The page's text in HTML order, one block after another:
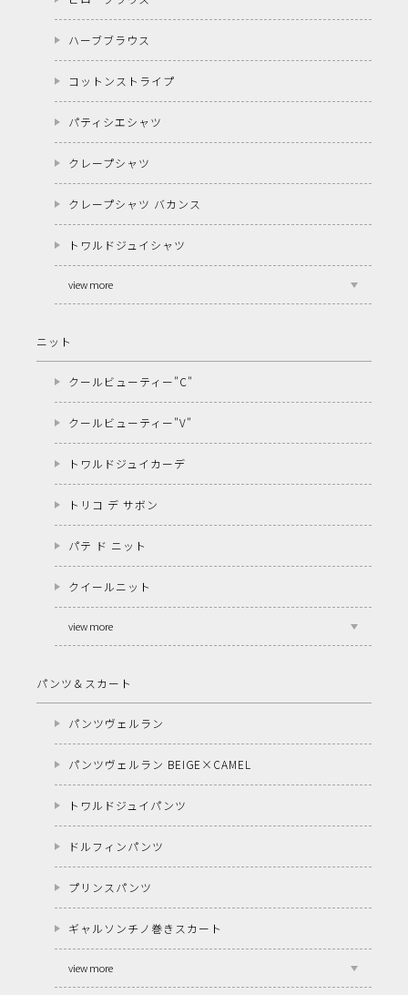
ハーブブラウス
コットンストライプ
パティシエシャツ
クレープシャツ
クレープシャツ バカンス
トワルドジュイシャツ
view more
ニット
クールビューティー"C"
クールビューティー"V"
トワルドジュイカーデ
トリコ デ サボン
パテ ド ニット
クイールニット
view more
パンツ＆スカート
パンツヴェルラン
パンツヴェルラン BEIGE×CAMEL
トワルドジュイパンツ
ドルフィンパンツ
プリンスパンツ
ギャルソンチノ巻きスカート
view more